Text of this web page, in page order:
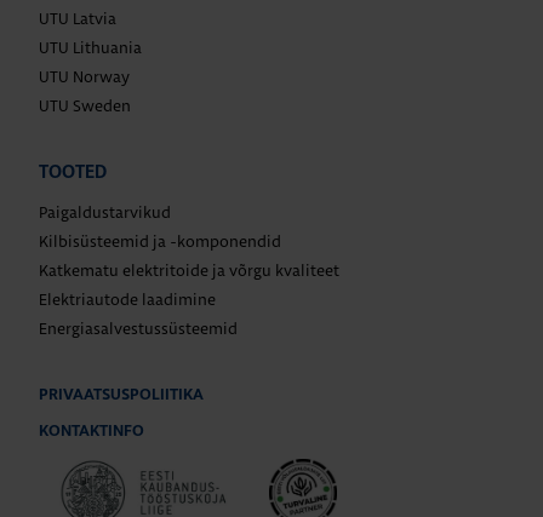
UTU Latvia
UTU Lithuania
UTU Norway
UTU Sweden
TOOTED
Paigaldustarvikud
Kilbisüsteemid ja -komponendid
Katkematu elektritoide ja võrgu kvaliteet
Elektriautode laadimine
Energiasalvestussüsteemid
PRIVAATSUSPOLIITIKA
KONTAKTINFO